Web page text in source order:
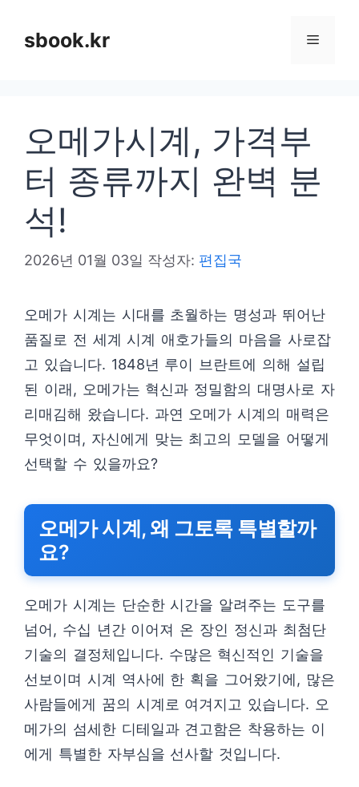
sbook.kr 메
오메가시계, 가격부
터 종류까지 완벽 분
석!
2026년 01월 03일 작성자: 편집국
오메가 시계는 시대를 초월하는 명성과 뛰어난
품질로 전 세계 시계 애호가들의 마음을 사로잡
고 있습니다. 1848년 루이 브란트에 의해 설립
된 이래, 오메가는 혁신과 정밀함의 대명사로 자
리매김해 왔습니다. 과연 오메가 시계의 매력은
무엇이며, 자신에게 맞는 최고의 모델을 어떻게
선택할 수 있을까요?
오메가 시계, 왜 그토록 특별할까
요?
오메가 시계는 단순한 시간을 알려주는 도구를
넘어, 수십 년간 이어져 온 장인 정신과 최첨단
기술의 결정체입니다. 수많은 혁신적인 기술을
선보이며 시계 역사에 한 획을 그어왔기에, 많은
사람들에게 꿈의 시계로 여겨지고 있습니다. 오
메가의 섬세한 디테일과 견고함은 착용하는 이
에게 특별한 자부심을 선사할 것입니다.